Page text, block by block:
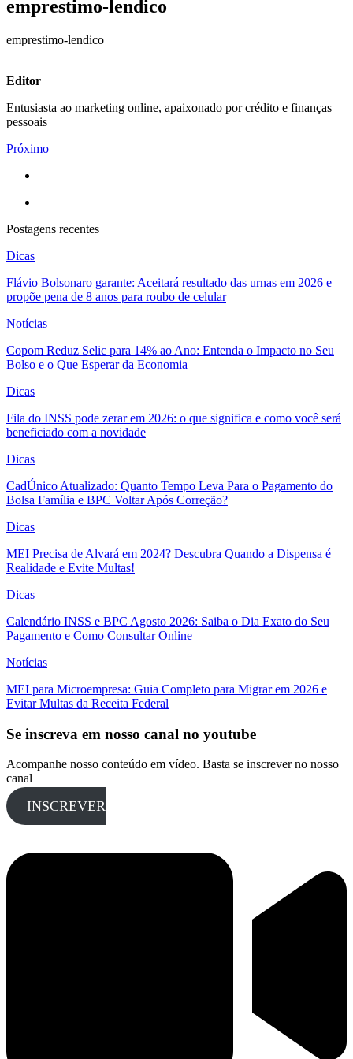
emprestimo-lendico
emprestimo-lendico
Editor
Entusiasta ao marketing online, apaixonado por crédito e finanças
pessoais
Próximo
Postagens recentes
Dicas
Flávio Bolsonaro garante: Aceitará resultado das urnas em 2026 e
propõe pena de 8 anos para roubo de celular
Notícias
Copom Reduz Selic para 14% ao Ano: Entenda o Impacto no Seu
Bolso e o Que Esperar da Economia
Dicas
Fila do INSS pode zerar em 2026: o que significa e como você será
beneficiado com a novidade
Dicas
CadÚnico Atualizado: Quanto Tempo Leva Para o Pagamento do
Bolsa Família e BPC Voltar Após Correção?
Dicas
MEI Precisa de Alvará em 2024? Descubra Quando a Dispensa é
Realidade e Evite Multas!
Dicas
Calendário INSS e BPC Agosto 2026: Saiba o Dia Exato do Seu
Pagamento e Como Consultar Online
Notícias
MEI para Microempresa: Guia Completo para Migrar em 2026 e
Evitar Multas da Receita Federal
Se inscreva em nosso canal no youtube
Acompanhe nosso conteúdo em vídeo. Basta se inscrever no nosso
canal
INSCREVER